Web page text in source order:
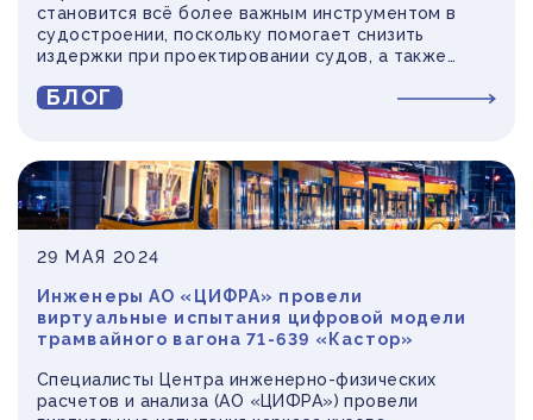
становится всё более важным инструментом в
судостроении, поскольку помогает снизить
издержки при проектировании судов, а также
строительстве и эксплуатации.
БЛОГ
29 МАЯ 2024
Инженеры АО «ЦИФРА» провели
виртуальные испытания цифровой модели
трамвайного вагона 71-639 «Кастор»
Специалисты Центра инженерно-физических
расчетов и анализа (АО «ЦИФРА») провели